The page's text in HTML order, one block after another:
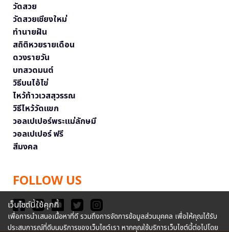
วัดสวย
วัดสวยเชียงใหม่
ทำนายฝัน
สถิติหวยรายเดือน
ดวงรายวัน
บทสวดมนต์
วิธีบนไอ้ไข่
ไหว้ท้าวเวสสุวรรณ
วิธีไหว้วัดแขก
วอลเปเปอร์พระแม่ลักษมี
วอลเปเปอร์ ฟรี
สีมงคล
FOLLOW US
เว็บไซต์นี้ใช้คุกกี้
เพื่อการนำเสนอเนื้อหาที่ดี รวมถึงการจัดการข้อมูลส่วนบุคคล เพื่อให้คุณได้รับ
ประสบการณ์ที่ดีบนบริการของเว็บไซต์เรา หากคุณใช้บริการเว็บไซต์นี้ต่อไปโดย